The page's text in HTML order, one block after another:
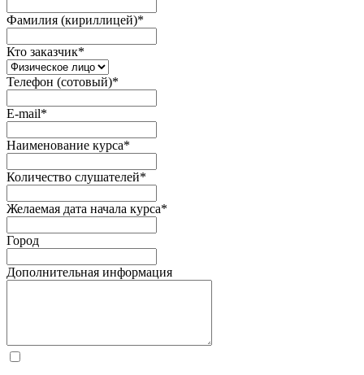
Фамилия (кириллицей)*
Кто заказчик*
Телефон (сотовый)*
E-mail*
Наименование курса*
Количество слушателей*
Желаемая дата начала курса*
Город
Дополнительная информация